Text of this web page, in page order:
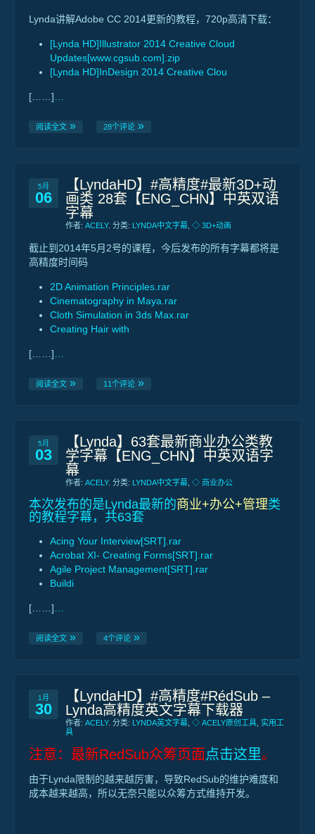
Lynda讲解Adobe CC 2014更新的教程，720p高清下载：
[Lynda HD]Illustrator 2014 Creative Cloud
Updates[www.cgsub.com].zip
[Lynda HD]InDesign 2014 Creative Clou
[……]
阅读全文 28个评论
5月
06
【LyndaHD】#高精度#最新3D+动
画类 28套【ENG_CHN】中英双语
字幕
作者: ACELY. 分类: LYNDA中文字幕 ◇ 3D+动画
截止到2014年5月2号的课程，今后发布的所有字幕都将是
高精度时间码
2D Animation Principles.rar
Cinematography in Maya.rar
Cloth Simulation in 3ds Max.rar
Creating Hair with
[……]
阅读全文 11个评论
5月
03
【Lynda】63套最新商业办公类教
学字幕【ENG_CHN】中英双语字
幕
作者: ACELY. 分类: LYNDA中文字幕 ◇ 商业办公
本次发布的是Lynda最新的商业+办公+管理类
的教程字幕，共63套
Acing Your Interview[SRT].rar
Acrobat XI- Creating Forms[SRT].rar
Agile Project Management[SRT].rar
Buildi
[……]
阅读全文 4个评论
1月
30
【LyndaHD】#高精度#RédSub –
Lynda高精度英文字幕下载器
作者: ACELY. 分类: LYNDA英文字幕 ◇ ACELY原创工具 实用工
具
注意：最新RedSub众筹页面点击这里。
由于Lynda限制的越来越厉害，导致RedSub的维护难度和
成本越来越高，所以无奈只能以众筹方式维持开发。